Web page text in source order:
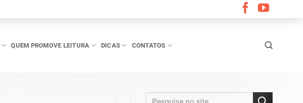
QUEM PROMOVE LEITURA DICAS CONTATOS